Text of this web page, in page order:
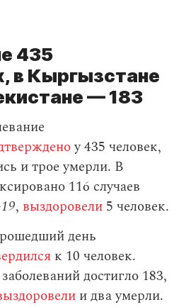
435
в Кыргызстане
— 183
у 435 человек,
и трое умерли. В
116 случаев
, выздоровели 5 человек.
день
к 10 человек.
достигло 183,
и два умерли.